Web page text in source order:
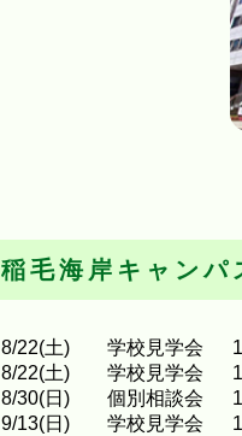
稲毛海岸キャンパ
8/22(土) 学校見学会
8/22(土) 学校見学会
8/30(日) 個別相談会
9/13(日) 学校見学会